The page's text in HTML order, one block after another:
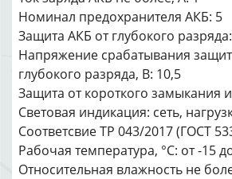
Номинал предохранителя АКБ: 5
Защита АКБ от глубокого
Напряжение срабатывания
глубокого разряда, В: 10,5
Защита от короткого замыкания
Световая индикация: сеть,
Соответсвие ТР 043/2017 (ГОСТ
Рабочая температура, °С: от -15
Относительная влажность не